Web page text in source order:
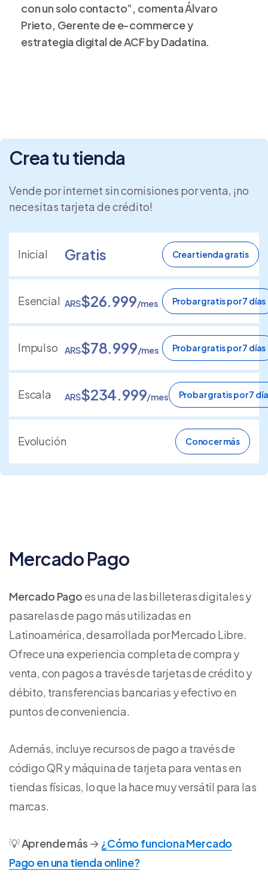
con un solo contacto”, comenta Álvaro
Prieto, Gerente de e-commerce y
estrategia digital de ACF by Dadatina.
Crea tu tienda
Vende por internet sin comisiones por venta, ¡no
necesitas tarjeta de crédito!
Inicial Gratis Crear tienda gratis
Esencial ARS$26.999/mes Probar gratis por 7 días
Impulso ARS$78.999/mes Probar gratis por 7 días
Escala ARS$234.999/mes Probar gratis por 7
Evolución Conocer más
Mercado Pago
Mercado Pago es una de las billeteras digitales y
pasarelas de pago más utilizadas en
Latinoamérica, desarrollada por Mercado Libre.
Ofrece una experiencia completa de compra y
venta, con pagos a través de tarjetas de crédito y
débito, transferencias bancarias y efectivo en
puntos de conveniencia.
Además, incluye recursos de pago a través de
código QR y máquina de tarjeta para ventas en
tiendas físicas, lo que la hace muy versátil para las
marcas.
💡Aprende más → ¿Cómo funciona Mercado
Pago en una tienda online?